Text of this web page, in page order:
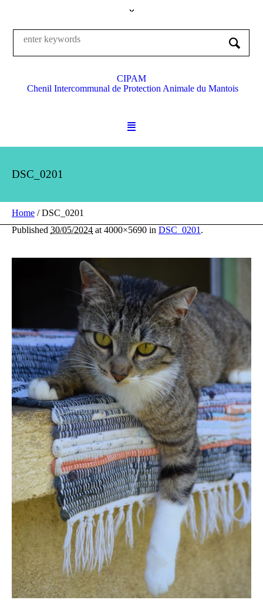
CIPAM
Chenil Intercommunal de Protection Animale du Mantois
DSC_0201
Home /DSC_0201
Published 30/05/2024 at 4000×5690 in DSC_0201 .